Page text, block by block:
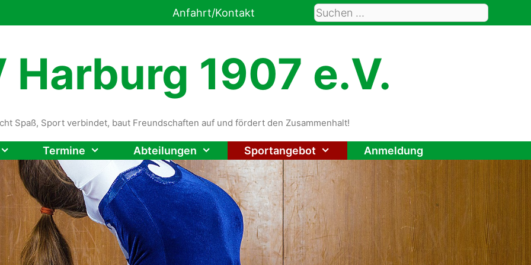
Anfahrt/Kontakt
Suche
nach:
Harburg 1907 e.V.
Spaß, Sport verbindet, baut Freundschaften auf und fördert den Zusammenhalt!
Termine Abteilungen Sportangebot Anmeldung